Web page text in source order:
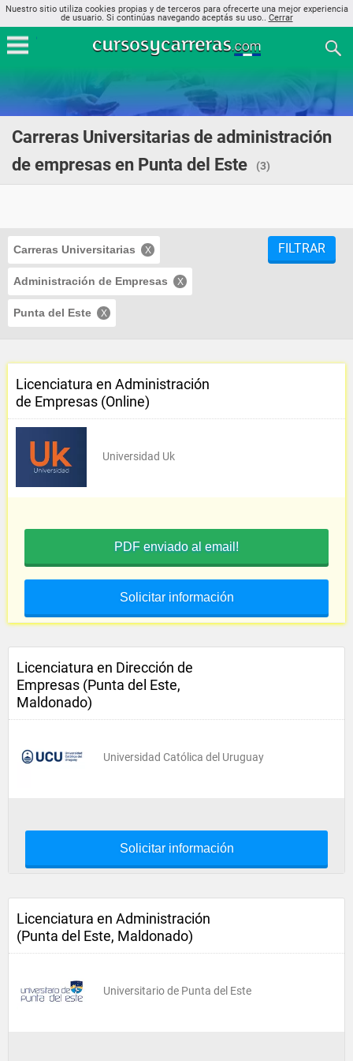
Nuestro sitio utiliza cookies propias y de terceros para ofrecerte una mejor experiencia
de usuario. Si continúas navegando aceptás su uso.. Cerrar
Carreras Universitarias de administración
de empresas en Punta del Este
(3)
Carreras Universitarias
Administración de Empresas
Punta del Este
FILTRAR
Licenciatura en Administración
de Empresas (Online)
Universidad Uk
PDF enviado al email!
Solicitar información
Licenciatura en Dirección de
Empresas (Punta del Este,
Maldonado)
Universidad Católica del Uruguay
Solicitar información
Licenciatura en Administración
(Punta del Este, Maldonado)
Universitario de Punta del Este